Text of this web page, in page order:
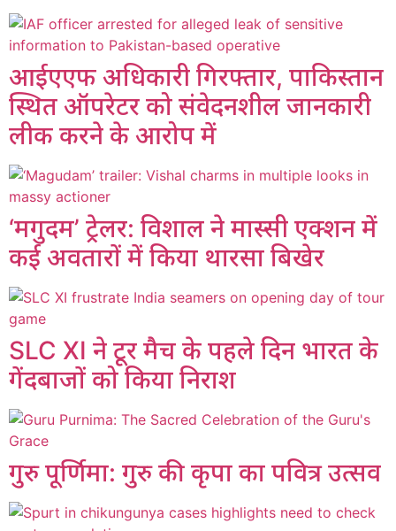
आईएएफ अधिकारी गिरफ्तार, पाकिस्तान
स्थित ऑपरेटर को संवेदनशील जानकारी
लीक करने के आरोप में
‘मगुदम’ ट्रेलर: विशाल ने मास्सी एक्शन में
कई अवतारों में किया थारसा बिखेर
SLC XI ने टूर मैच के पहले दिन भारत के
गेंदबाजों को किया निराश
गुरु पूर्णिमा: गुरु की कृपा का पवित्र उत्सव